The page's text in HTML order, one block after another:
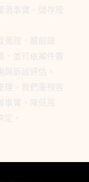
清事實、儲存證
蒐證、婚前徵
，並可依案件需
訴訟評估。
理，我們重視客
事實、降低風
。